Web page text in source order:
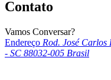
Contato
Vamos Conversar?
Endereço Rod. José
- SC 88032-005 Brasil